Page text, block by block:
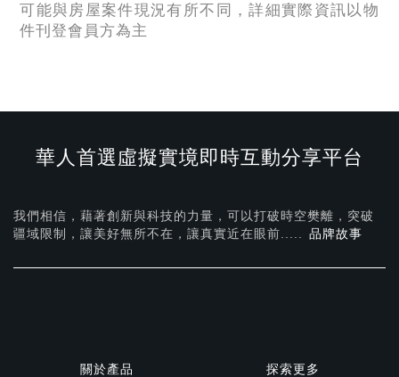
可能與房屋案件現況有所不同，詳細實際資訊以物
件刊登會員方為主
華人首選虛擬實境即時互動分享平台
我們相信，藉著創新與科技的力量，可以打破時空樊離，突破
疆域限制，讓美好無所不在， 讓真實近在眼前..... 品牌故事
關於產品 探索更多